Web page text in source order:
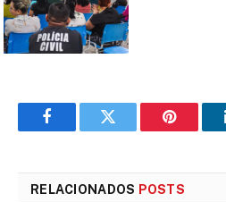
FacebookTwitter Pinterest
RELACIONADOS POSTS